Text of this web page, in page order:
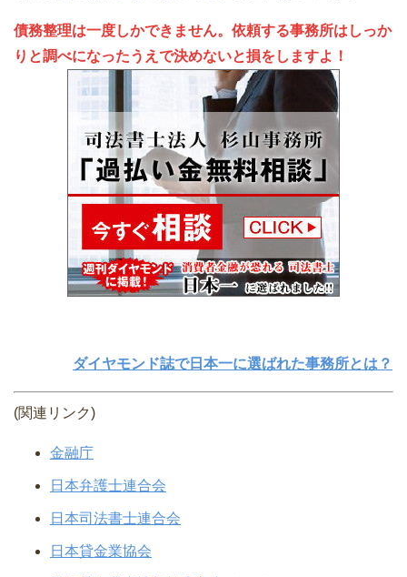
債務整理は一度しかできません。依頼する事務所はしっか
りと調べになったうえで決めないと損をしますよ！
ダイヤモンド誌で日本一に選ばれた事務所とは？
(関連リンク)
金融庁
日本弁護士連合会
日本司法書士連合会
日本貸金業協会